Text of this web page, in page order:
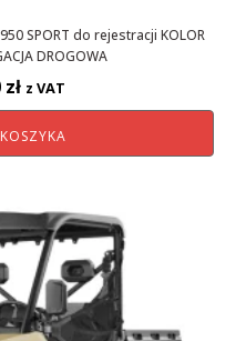
SPORT do rejestracji KOLOR
DROGOWA
zł z VAT